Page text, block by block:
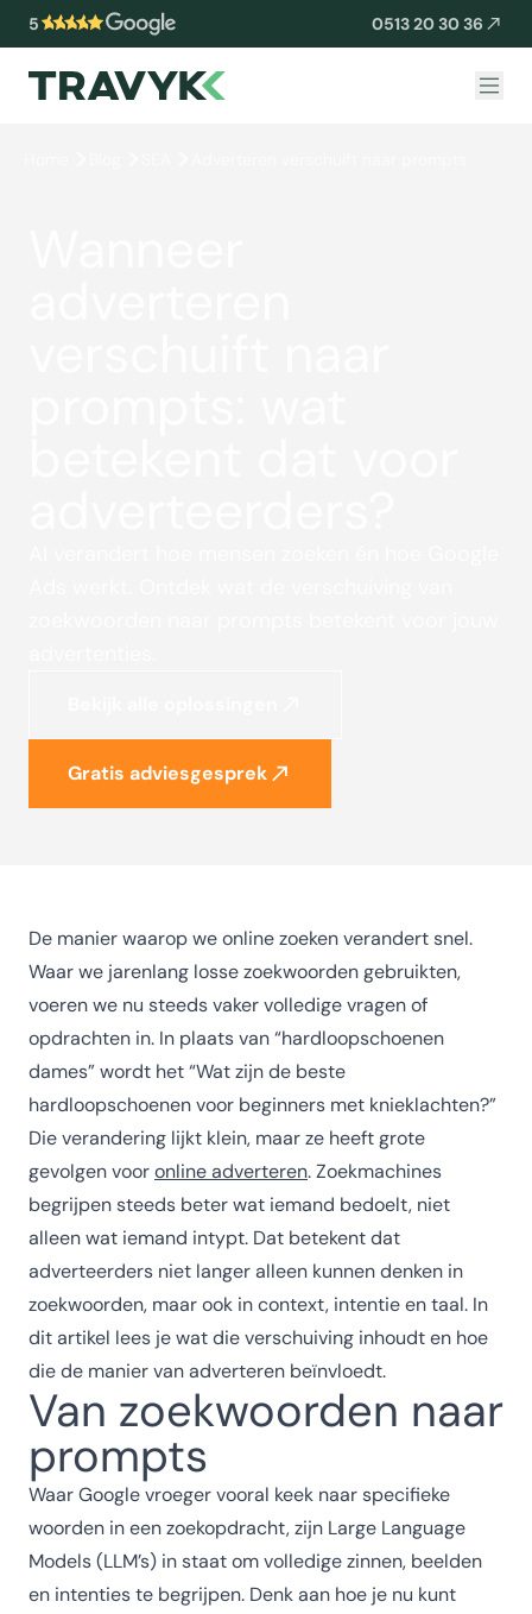
5 0513 20 30 36
Gratis adviesgesprek
De manier waarop we online zoeken verandert snel.
Waar we jarenlang losse zoekwoorden gebruikten,
voeren we nu steeds vaker volledige vragen of
opdrachten in. In plaats van “hardloopschoenen
dames” wordt het “Wat zijn de beste
hardloopschoenen voor beginners met knieklachten?”
Die verandering lijkt klein, maar ze heeft grote
gevolgen vooronline adverteren. Zoekmachines
begrijpen steeds beter wat iemand bedoelt, niet
alleen wat iemand intypt. Dat betekent dat
adverteerders niet langer alleen kunnen denken in
zoekwoorden, maar ook in context, intentie en taal. In
dit artikel lees je wat die verschuiving inhoudt en hoe
die de manier van adverteren beïnvloedt.
Van zoekwoorden naar
prompts
Waar Google vroeger vooral keek naar specifieke
woorden in een zoekopdracht, zijn Large Language
Models (LLM’s) in staat om volledige zinnen, beelden
en intenties te begrijpen. Denk aan hoe je nu kunt